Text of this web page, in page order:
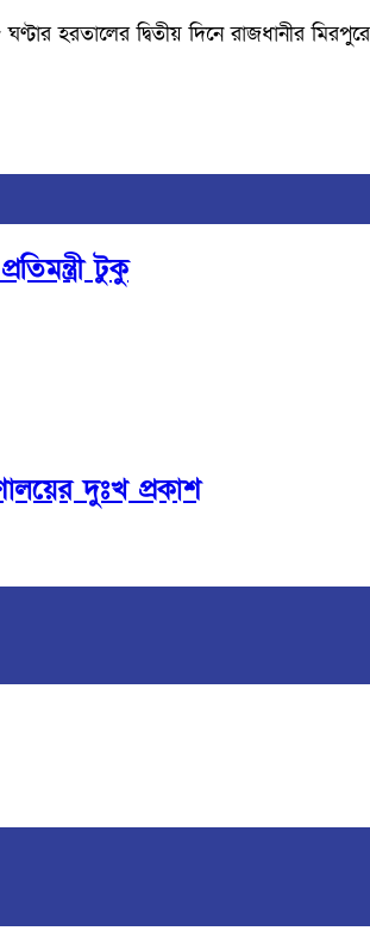
হরতালের দ্বিতীয় দিনে রাজধানীর
টুকু
দুঃখ প্রকাশ